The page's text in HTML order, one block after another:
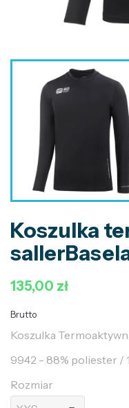
Koszulka
135,00 zł
Brutto
Koszulka
9942 - 88% poliester /
Rozmiar